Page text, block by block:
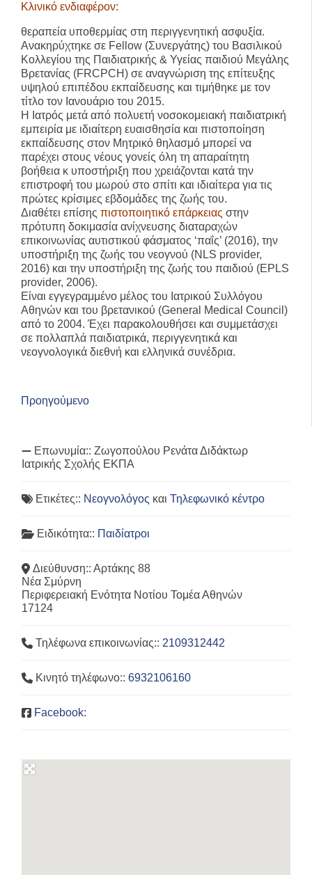
Κλινικό ενδιαφέρον:
θεραπεία υποθερμίας στη περιγγενητική ασφυξία.
Ανακηρύχτηκε σε Fellow (Συνεργάτης) του Βασιλικού
Κολλεγίου της Παιδιατρικής & Υγείας παιδιού Μεγάλης
Βρετανίας (FRCPCH) σε αναγνώριση της επίτευξης
υψηλού επιπέδου εκπαίδευσης και τιμήθηκε με τον
τίτλο τον Ιανουάριο του 2015.
Η Ιατρός μετά από πολυετή νοσοκομειακή παιδιατρική
εμπειρία με ιδιαίτερη ευαισθησία και πιστοποίηση
εκπαίδευσης στον Μητρικό θηλασμό μπορεί να
παρέχει στους νέους γονείς όλη τη απαραίτητη
βοήθεια κ υποστήριξη που χρειάζονται κατά την
επιστροφή του μωρού στο σπίτι και ιδιαίτερα για τις
πρώτες κρίσιμες εβδομάδες της ζωής του.
Διαθέτει επίσηςπιστοποιητικό επάρκειας στην
πρότυπη δοκιμασία ανίχνευσης διαταραχών
επικοινωνίας αυτιστικού φάσματος ‘παΐς’ (2016), την
υποστήριξη της ζωής του νεογνού (NLS provider,
2016) και την υποστήριξη της ζωής του παιδιού (EPLS
provider, 2006).
Είναι εγγεγραμμένο μέλος του Ιατρικού Συλλόγου
Αθηνών και του βρετανικού (General Medical Council)
από το 2004. Έχει παρακολουθήσει και συμμετάσχει
σε πολλαπλά παιδιατρικά, περιγγενητικά και
νεογνολογικά διεθνή και ελληνικά συνέδρια.
Προηγούμενο
Επωνυμία::Ζωγοπούλου Ρενάτα Διδάκτωρ
Ιατρικής Σχολής ΕΚΠΑ
Ετικέτες:: Νεογνολόγος καιΤηλεφωνικό κέντρο
Ειδικότητα:: Παιδίατροι
Διεύθυνση::Αρτάκης 88
Νέα Σμύρνη
Περιφερειακή Ενότητα Νοτίου Τομέα Αθηνών
17124
Τηλέφωνα επικοινωνίας:: 2109312442
Κινητό τηλέφωνο::6932106160
Facebook: